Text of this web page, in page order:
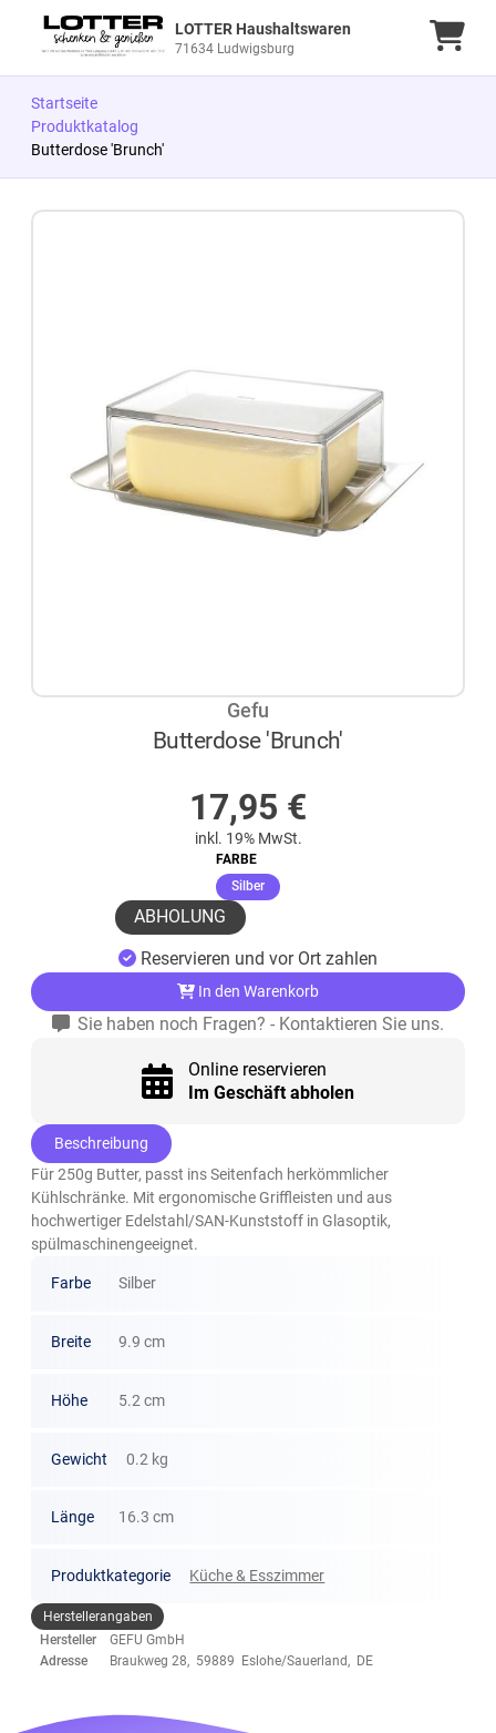
LOTTER Haushaltswaren
71634 Ludwigsburg
Startseite
Produktkatalog
Butterdose 'Brunch'
Gefu
Butterdose 'Brunch'
17,95 €
inkl. 19% MwSt.
FARBE
Silber(ausgewählt)
ABHOLUNG
Reservieren und vor Ort zahlen
In den Warenkorb
Sie haben noch Fragen? - Kontaktieren Sie uns.
Online reservieren
Im Geschäft abholen
Beschreibung
Für 250g Butter, passt ins Seitenfach herkömmlicher
Kühlschränke. Mit ergonomische Griffleisten und aus
hochwertiger Edelstahl/SAN-Kunststoff in Glasoptik,
spülmaschinengeeignet.
Farbe Silber
Breite 9.9 cm
Höhe 5.2 cm
Gewicht 0.2 kg
Länge 16.3 cm
Produktkategorie Küche & Esszimmer
Herstellerangaben
Hersteller
GEFU GmbH
Adresse
Braukweg 28, 59889 Eslohe/Sauerland, DE